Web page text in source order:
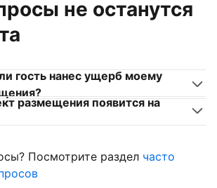
не останутся
гость нанес ущерб моему
размещения появится на
Посмотрите раздел часто